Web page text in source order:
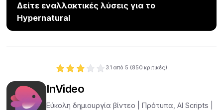
Δείτε εναλλακτικές λύσεις για το
Hypernatural
3.1 από 5 (850 κριτικές)
InVideo
Εύκολη δημιουργία βίντεο | Πρότυπα, AI Scripts |